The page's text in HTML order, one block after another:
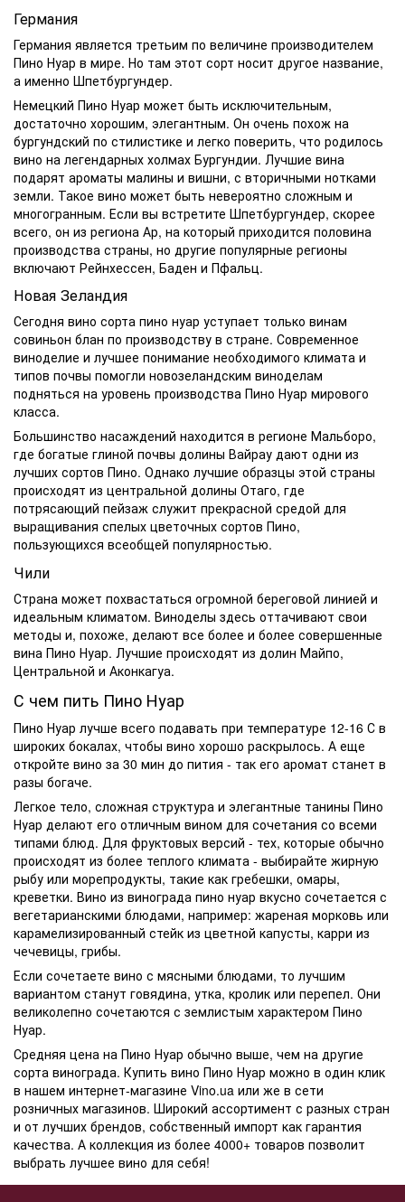
Германия
Германия является третьим по величине производителем
Пино Нуар в мире. Но там этот сорт носит другое название,
а именно Шпетбургундер.
Немецкий Пино Нуар может быть исключительным,
достаточно хорошим, элегантным. Он очень похож на
бургундский по стилистике и легко поверить, что родилось
вино на легендарных холмах Бургундии. Лучшие вина
подарят ароматы малины и вишни, с вторичными нотками
земли. Такое вино может быть невероятно сложным и
многогранным. Если вы встретите Шпетбургундер, скорее
всего, он из региона Ар, на который приходится половина
производства страны, но другие популярные регионы
включают Рейнхессен, Баден и Пфальц.
Новая Зеландия
Сегодня вино сорта пино нуар уступает только винам
совиньон блан по производству в стране. Современное
виноделие и лучшее понимание необходимого климата и
типов почвы помогли новозеландским виноделам
подняться на уровень производства Пино Нуар мирового
класса.
Большинство насаждений находится в регионе Мальборо,
где богатые глиной почвы долины Вайрау дают одни из
лучших сортов Пино. Однако лучшие образцы этой страны
происходят из центральной долины Отаго, где
потрясающий пейзаж служит прекрасной средой для
выращивания спелых цветочных сортов Пино,
пользующихся всеобщей популярностью.
Чили
Страна может похвастаться огромной береговой линией и
идеальным климатом. Виноделы здесь оттачивают свои
методы и, похоже, делают все более и более совершенные
вина Пино Нуар. Лучшие происходят из долин Майпо,
Центральной и Аконкагуа.
С чем пить Пино Нуар
Пино Нуар лучше всего подавать при температуре 12-16 С в
широких бокалах, чтобы вино хорошо раскрылось. А еще
откройте вино за 30 мин до пития - так его аромат станет в
разы богаче.
Легкое тело, сложная структура и элегантные танины Пино
Нуар делают его отличным вином для сочетания со всеми
типами блюд. Для фруктовых версий - тех, которые обычно
происходят из более теплого климата - выбирайте жирную
рыбу или морепродукты, такие как гребешки, омары,
креветки. Вино из винограда пино нуар вкусно сочетается с
вегетарианскими блюдами, например: жареная морковь или
карамелизированный стейк из цветной капусты, карри из
чечевицы, грибы.
Если сочетаете вино с мясными блюдами, то лучшим
вариантом станут говядина, утка, кролик или перепел. Они
великолепно сочетаются с землистым характером Пино
Нуар.
Средняя цена на Пино Нуар обычно выше, чем на другие
сорта винограда. Купить вино Пино Нуар можно в один клик
в нашем интернет-магазине Vino.ua или же в сети
розничных магазинов. Широкий ассортимент с разных стран
и от лучших брендов, собственный импорт как гарантия
качества. А коллекция из более 4000+ товаров позволит
выбрать лучшее вино для себя!